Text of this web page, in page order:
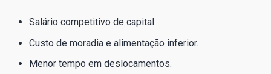
Salário competitivo de capital.
Custo de moradia e alimentação inferior.
Menor tempo em deslocamentos.